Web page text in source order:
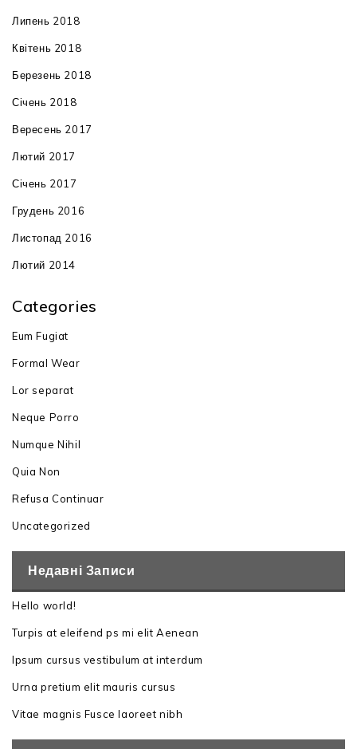
Липень 2018
Квітень 2018
Березень 2018
Січень 2018
Вересень 2017
Лютий 2017
Січень 2017
Грудень 2016
Листопад 2016
Лютий 2014
Categories
Eum Fugiat
Formal Wear
Lor separat
Neque Porro
Numque Nihil
Quia Non
Refusa Continuar
Uncategorized
Недавні Записи
Hello world!
Turpis at eleifend ps mi elit Aenean
Ipsum cursus vestibulum at interdum
Urna pretium elit mauris cursus
Vitae magnis Fusce laoreet nibh